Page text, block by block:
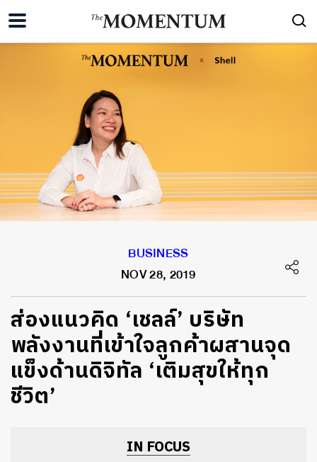
BUSINESS
NOV 28, 2019
ส่องแนวคิด ‘เชลล์’ บริษัท
พลังงานที่เข้าใจลูกค้าผสานจุด
แข็งด้านดิจิทัล ‘เติมสุขให้ทุก
ชีวิต’
IN FOCUS